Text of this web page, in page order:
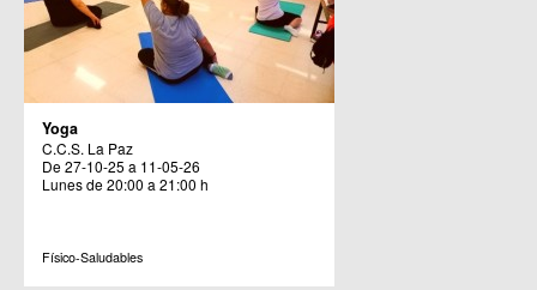
Yoga
C.C.S. La Paz
De 27-10-25 a 11-05-26
Lunes de 20:00 a 21:00 h
Físico-Saludables